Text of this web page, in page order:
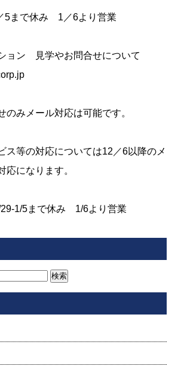
5まで休み 1／6より営業
ョン 見学やお問合せについて
のみメール対応は可能です。
ス等の対応については12／6以降のメ
応になります。
29-1/5まで休み 1/6より営業